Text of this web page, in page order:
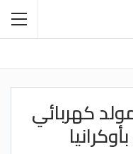
ترسل 2500 مولد كهربائي